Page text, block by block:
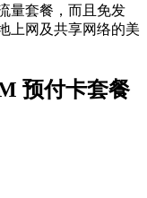
量套餐，而且免发
上网及共享网络的美
预付卡套餐